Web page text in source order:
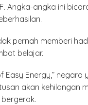
Angka-angka ini
pernah memberi
belajar.
Easy Energy,”
akan kehilangan